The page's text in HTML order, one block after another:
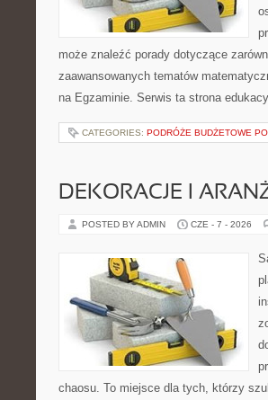
może znaleźć porady dotyczące
zaawansowanych tematów
na Egzaminie. Serwis ta strona
CATEGORIES: PODRÓŻE BUDŻETOWE
DEKORACJE I
POSTED BY ADMIN CZE - 7 - 2026
chaosu. To miejsce dla tych, którzy